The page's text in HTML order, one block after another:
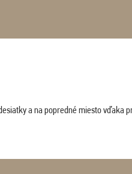
a na popredné miesto vďaka